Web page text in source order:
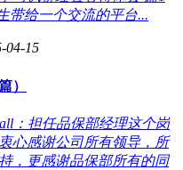
带给一个交流的平台...
04-15
）
：担任品保部经理这个岗
心感谢公司所有领导，所
，更感谢品保部所有的同